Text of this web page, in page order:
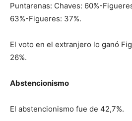
Puntarenas: Chaves: 60%-
63%-Figueres: 37%.
El voto en el extranjero lo ganó
26%.
Abstencionismo
El abstencionismo fue de 42,7%.